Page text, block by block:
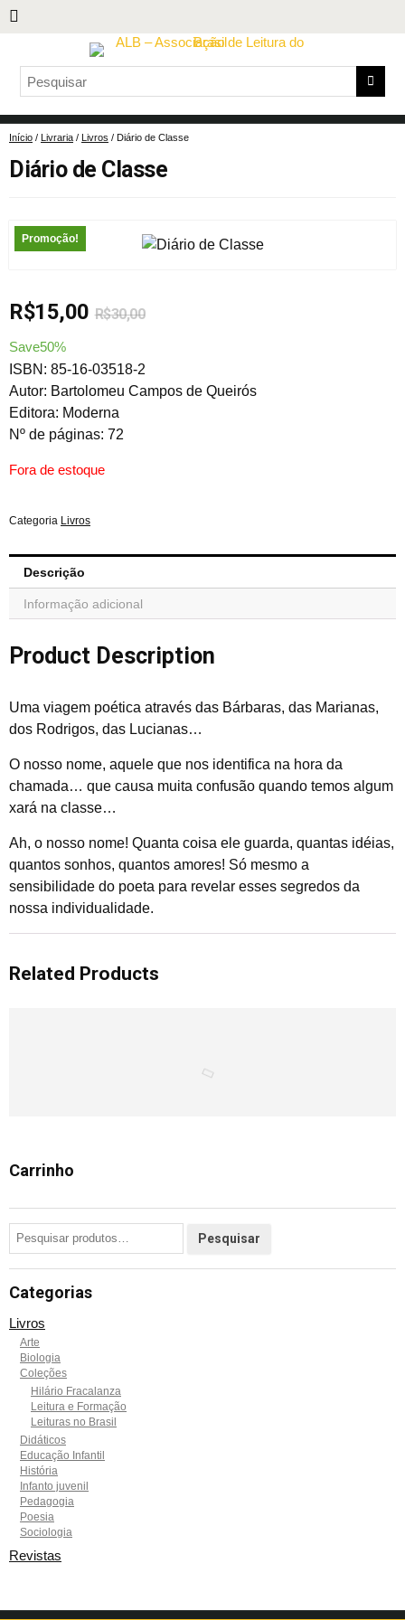
Início / Livraria / Livros / Diário de Classe
Diário de Classe
Promoção!
R$30,00
R$15,00
Save50%
ISBN: 85-16-03518-2
Autor: Bartolomeu Campos de Queirós
Editora: Moderna
Nº de páginas: 72
Fora de estoque
Categoria Livros
Descrição
Informação adicional
Product Description
Uma viagem poética através das Bárbaras, das Marianas,
dos Rodrigos, das Lucianas…
O nosso nome, aquele que nos identifica na hora da
chamada… que causa muita confusão quando temos algum
xará na classe…
Ah, o nosso nome! Quanta coisa ele guarda, quantas idéias,
quantos sonhos, quantos amores! Só mesmo a
sensibilidade do poeta para revelar esses segredos da
nossa individualidade.
Related Products
Carrinho
Categorias
Livros
Arte
Biologia
Coleções
Hilário Fracalanza
Leitura e Formação
Leituras no Brasil
Didáticos
Educação Infantil
História
Infanto juvenil
Pedagogia
Poesia
Sociologia
Revistas